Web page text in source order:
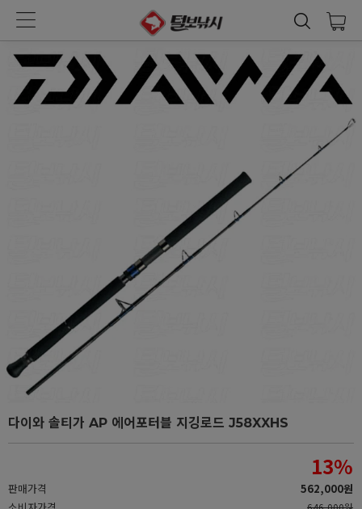
다이와 솔티가 AP 에어포터블 지깅로드 J58XXHS
판매가격
13%
562,000원